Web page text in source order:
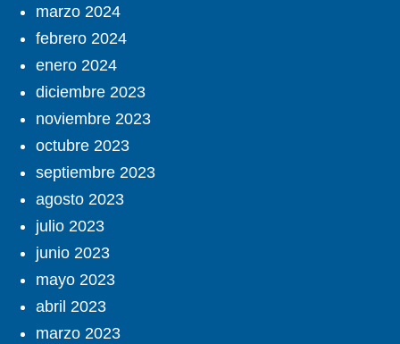
marzo 2024
febrero 2024
enero 2024
diciembre 2023
noviembre 2023
octubre 2023
septiembre 2023
agosto 2023
julio 2023
junio 2023
mayo 2023
abril 2023
marzo 2023